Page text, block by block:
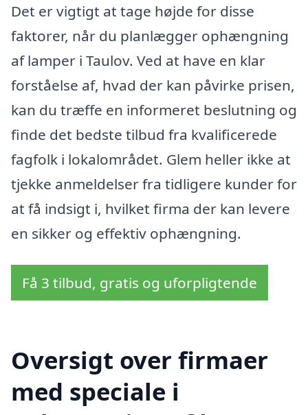
Det er vigtigt at tage højde for disse
faktorer, når du planlægger ophængning
af lamper i Taulov. Ved at have en klar
forståelse af, hvad der kan påvirke prisen,
kan du træffe en informeret beslutning og
finde det bedste tilbud fra kvalificerede
fagfolk i lokalområdet. Glem heller ikke at
tjekke anmeldelser fra tidligere kunder for
at få indsigt i, hvilket firma der kan levere
en sikker og effektiv ophængning.
Få 3 tilbud, gratis og uforpligtende
Oversigt over firmaer
med speciale i